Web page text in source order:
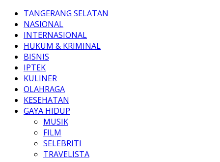
TANGERANG SELATAN
NASIONAL
INTERNASIONAL
HUKUM & KRIMINAL
BISNIS
IPTEK
KULINER
OLAHRAGA
KESEHATAN
GAYA HIDUP
MUSIK
FILM
SELEBRITI
TRAVELISTA